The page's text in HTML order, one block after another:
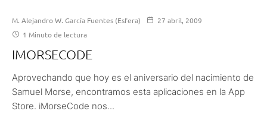
M. Alejandro W. García Fuentes (Esfera)
27 abril, 2009
1 Minuto de lectura
IMORSECODE
Aprovechando que hoy es el aniversario del nacimiento de
Samuel Morse, encontramos esta aplicaciones en la App
Store. iMorseCode nos...